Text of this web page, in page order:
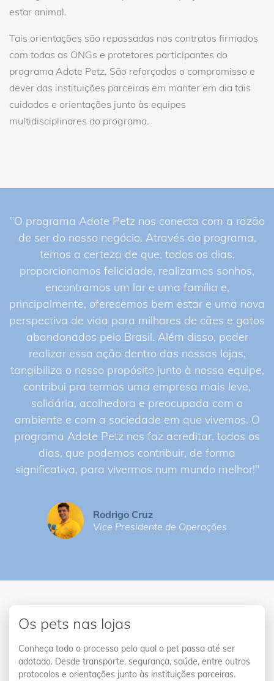
estar animal.
Tais orientações são repassadas nos contratos firmados
com todas as ONGs e protetores participantes do
programa Adote Petz. São reforçados o compromisso e
dever das instituições parceiras em manter em dia tais
cuidados e orientações junto às equipes
multidisciplinares do programa.
"O programa Adote Petz nos conecta com a razão
de ser do nosso negócio. Através do programa,
temos a certeza de que, todos os dias,
proporcionamos felicidade, realizamos sonhos,
encontramos um lar e uma família e,
principalmente, oferecemos bem estar e uma nova
perspectiva de vida para milhares de cães e gatos
abandonados pelo Brasil. Além disso, poder
realizar essa ação dentro das nossas lojas,
tangibiliza o nosso propósito junto à nossa equipe,
contribui pra termos uma empresa mais leve,
solidária, acolhedora e preocupada com o
ambiente e com a sociedade em que vivemos. O
programa Adote Petz nos faz acreditar, todos os
dias, que podemos contribuir, de forma
significativa, para vivermos num mundo melhor!"
Rodrigo Cruz
Vice Presidente de Operações
Os pets nas lojas
Conheça todo o processo pelo qual o pet passa até ser
adotado. Desde transporte, segurança, saúde, entre outros
protocolos e orientações junto às instituições parceiras.